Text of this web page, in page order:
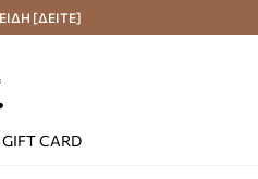
Εξοικονομήστε με το Answear Club
[ΔΕΙΤΕ]
GIFT CARD